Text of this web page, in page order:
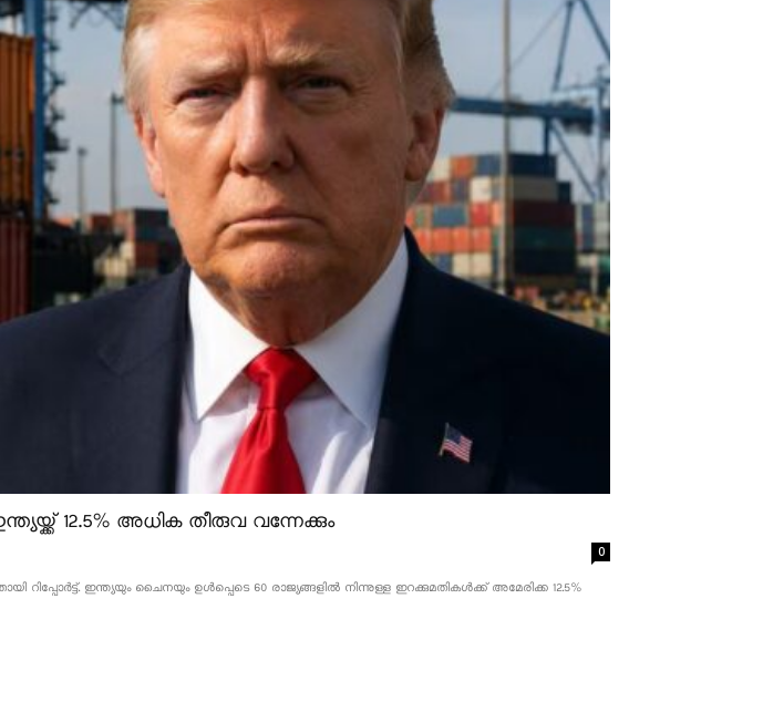
12.5% അധിക തീരുവ വന്നേക്കും
0
റിപ്പോർട്ട്. ഇന്ത്യയും ചൈനയും ഉൾപ്പെടെ 60 രാജ്യങ്ങളിൽ നിന്നുള്ള ഇറക്കുമതികൾക്ക് അമേരിക്ക 12.5%